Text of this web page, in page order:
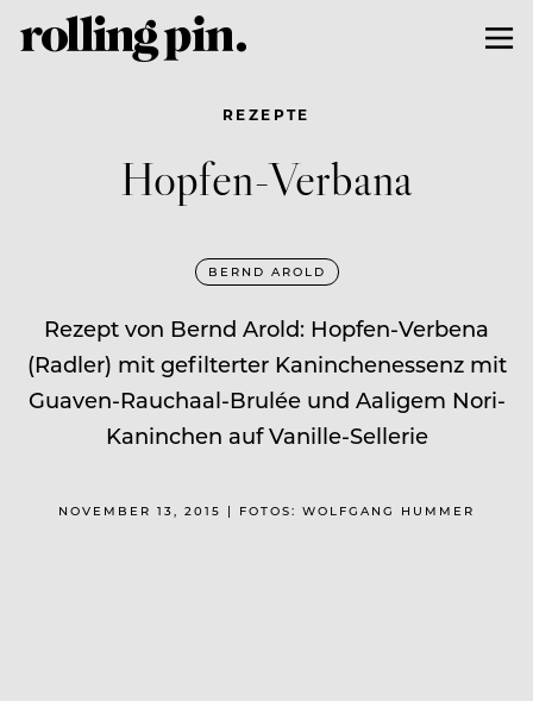
REZEPTE
Hopfen-Verbana
BERND AROLD
Rezept von Bernd Arold: Hopfen-Verbena
(Radler) mit gefilterter Kaninchenessenz mit
Guaven-Rauchaal-Brulée und Aaligem Nori-
Kaninchen auf Vanille-Sellerie
NOVEMBER 13, 2015 | FOTOS: WOLFGANG HUMMER